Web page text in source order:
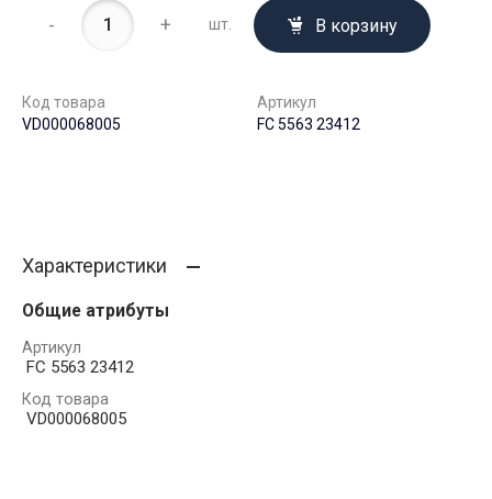
- + шт. В корзину
Код товара
VD000068005
Артикул
FC 5563 23412
Характеристики
Общие атрибуты
Артикул
FC 5563 23412
Код товара
VD000068005